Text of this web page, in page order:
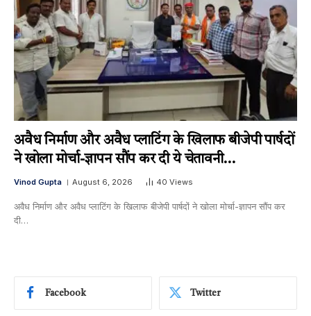
अवैध निर्माण और अवैध प्लाटिंग के खिलाफ बीजेपी पार्षदों
ने खोला मोर्चा-ज्ञापन सौंप कर दी ये चेतावनी…
Vinod Gupta August 6, 2026 40 Views
अवैध निर्माण और अवैध प्लाटिंग के खिलाफ बीजेपी पार्षदों ने खोला मोर्चा-ज्ञापन सौंप कर
दी…
Facebook Twitter